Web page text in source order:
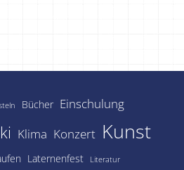
Bücher Einschulung
Klima Konzert Kunst
Laternenfest Literatur